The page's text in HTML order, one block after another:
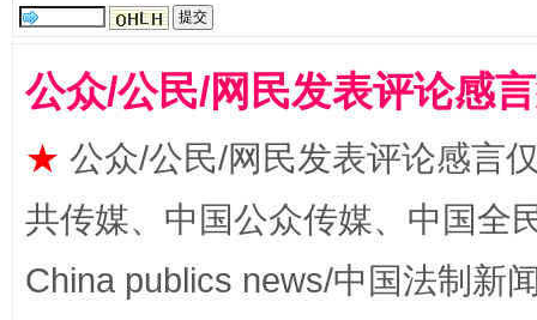
受贿1.44亿！段成刚被判无期 从幼
公众/公民/网民发表评论感
★ 公众/公民/网民发表评论感言
共传媒、中国公众传媒、中国全
China publics news/中国法制新